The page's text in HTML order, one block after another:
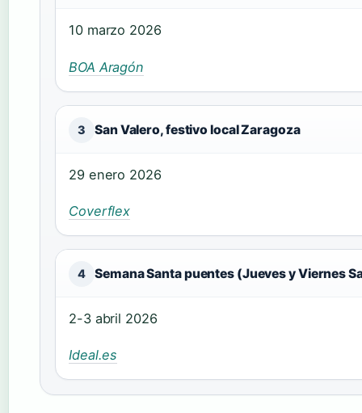
10 marzo 2026
BOA Aragón
3 San Valero, festivo local Zaragoza
29 enero 2026
Coverflex
4 Semana Santa puentes (Jueves y Viernes
2-3 abril 2026
Ideal.es